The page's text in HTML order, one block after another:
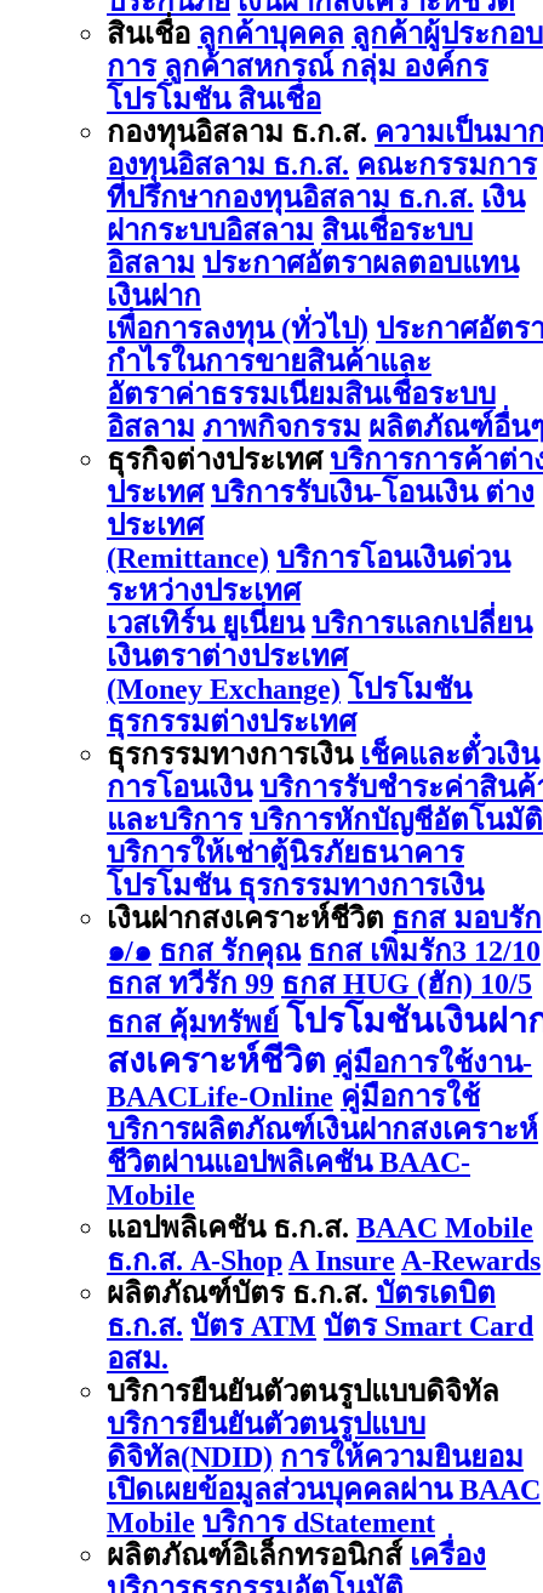
สินเชื่อ ลูกค้าบุคคล ลูกค้าผู้ประกอบ
การ ลูกค้าสหกรณ์ กลุ่ม องค์กร
โปรโมชัน สินเชื่อ
กองทุนอิสลาม ธ.ก.ส. ความเป็นมา
องทุนอิสลาม ธ.ก.ส. คณะกรรมการ
ที่ปรึกษากองทุนอิสลาม ธ.ก.ส. เงิน
ฝากระบบอิสลาม สินเชื่อระบบ
อิสลาม ประกาศอัตราผลตอบแทน
เงินฝาก
เพื่อการลงทุน (ทั่วไป) ประกาศอัตร
กำไรในการขายสินค้าและ
อัตราค่าธรรมเนียมสินเชื่อระบบ
อิสลาม ภาพกิจกรรม ผลิตภัณฑ์อื่น
ธุรกิจต่างประเทศ บริการการค้าต่า
ประเทศ บริการรับเงิน-โอนเงิน ต่าง
ประเทศ
(Remittance) บริการโอนเงินด่วน
ระหว่างประเทศ
เวสเทิร์น ยูเนี่ยน บริการแลกเปลี่ยน
เงินตราต่างประเทศ
(Money Exchange) โปรโมชัน
ธุรกรรมต่างประเทศ
ธุรกรรมทางการเงิน เช็คและตั๋วเงิน
การโอนเงิน บริการรับชำระค่าสินค้
และบริการ บริการหักบัญชีอัตโนมัติ
บริการให้เช่าตู้นิรภัยธนาคาร
โปรโมชัน ธุรกรรมทางการเงิน
เงินฝากสงเคราะห์ชีวิต ธกส มอบรัก
๑/๑ ธกส รักคุณ ธกส เพิ่มรัก3 12/10
ธกส ทวีรัก 99 ธกส HUG (ฮัก) 10/5
ธกส คุ้มทรัพย์ โปรโมชันเงินฝา
สงเคราะห์ชีวิต คู่มือการใช้งาน-
BAACLife-Online คู่มือการใช้
บริการผลิตภัณฑ์เงินฝากสงเคราะห์
ชีวิตผ่านแอปพลิเคชัน BAAC-
Mobile
แอปพลิเคชัน ธ.ก.ส. BAAC Mobile
ธ.ก.ส. A-Shop A Insure A-Rewards
ผลิตภัณฑ์บัตร ธ.ก.ส. บัตรเดบิต
ธ.ก.ส. บัตร ATM บัตร Smart Card
อสม.
บริการยืนยันตัวตนรูปแบบดิจิทัล
บริการยืนยันตัวตนรูปแบบ
ดิจิทัล(NDID) การให้ความยินยอม
เปิดเผยข้อมูลส่วนบุคคลผ่าน BAAC
Mobile บริการ dStatement
ผลิตภัณฑ์อิเล็กทรอนิกส์ เครื่อง